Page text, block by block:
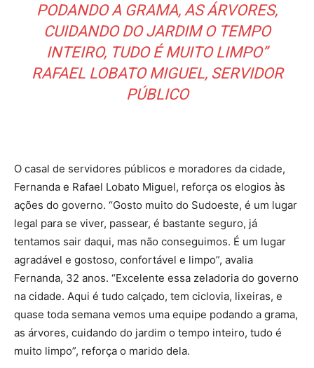
PODANDO A GRAMA, AS ÁRVORES,
CUIDANDO DO JARDIM O TEMPO
INTEIRO, TUDO É MUITO LIMPO”
RAFAEL LOBATO MIGUEL, SERVIDOR
PÚBLICO
O casal de servidores públicos e moradores da cidade,
Fernanda e Rafael Lobato Miguel, reforça os elogios às
ações do governo. “Gosto muito do Sudoeste, é um lugar
legal para se viver, passear, é bastante seguro, já
tentamos sair daqui, mas não conseguimos. É um lugar
agradável e gostoso, confortável e limpo”, avalia
Fernanda, 32 anos. “Excelente essa zeladoria do governo
na cidade. Aqui é tudo calçado, tem ciclovia, lixeiras, e
quase toda semana vemos uma equipe podando a grama,
as árvores, cuidando do jardim o tempo inteiro, tudo é
muito limpo”, reforça o marido dela.